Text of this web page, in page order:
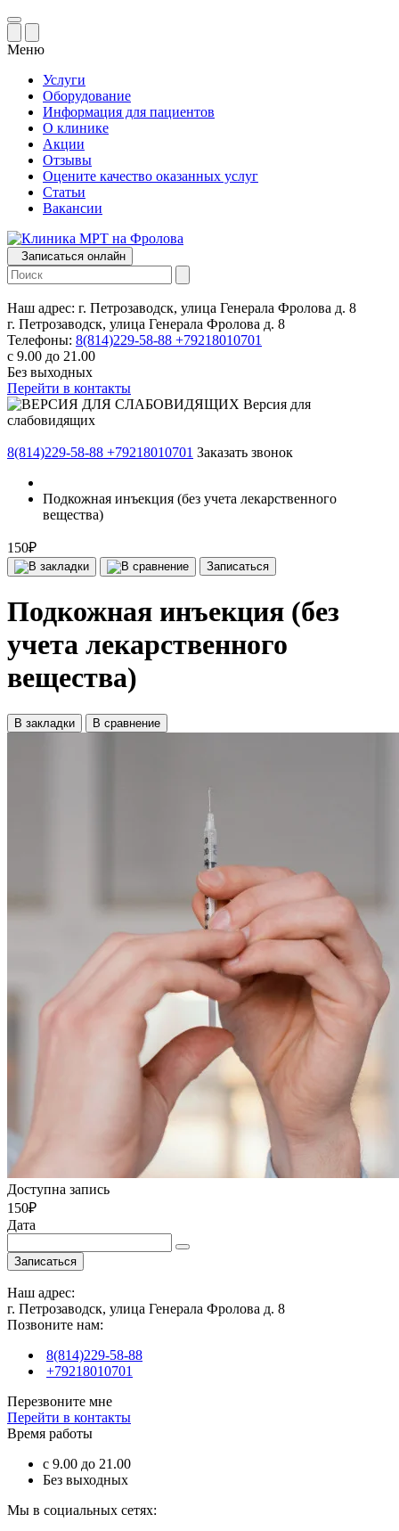
Меню
Услуги
Оборудование
Информация для пациентов
О клинике
Акции
Отзывы
Оцените качество оказанных услуг
Статьи
Вакансии
Записаться онлайн
Наш адрес: г. Петрозаводск, улица Генерала Фролова д. 8
г. Петрозаводск, улица Генерала Фролова д. 8
Телефоны: 8(814)229-58-88 +79218010701
с 9.00 до 21.00
Без выходных
Перейти в контакты
Версия для
слабовидящих
8(814)229-58-88 +79218010701 Заказать звонок
Подкожная инъекция (без учета лекарственного
вещества)
150₽
Записаться
Подкожная инъекция (без
учета лекарственного
вещества)
В закладки В сравнение
Доступна запись
150₽
Дата
Записаться
Наш адрес:
г. Петрозаводск, улица Генерала Фролова д. 8
Позвоните нам:
8(814)229-58-88
+79218010701
Перезвоните мне
Перейти в контакты
Время работы
с 9.00 до 21.00
Без выходных
Мы в социальных сетях: